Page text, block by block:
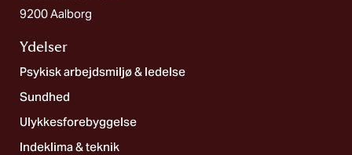
9200 Aalborg
Ydelser
Psykisk arbejdsmiljø & ledelse
Sundhed
Ulykkesforebyggelse
Indeklima & teknik